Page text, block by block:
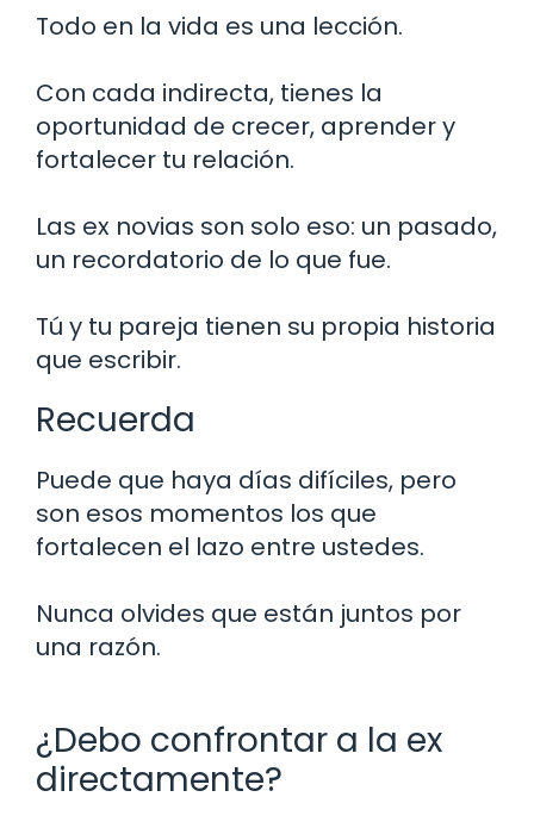
Todo en la vida es una lección.
Con cada indirecta, tienes la
oportunidad de crecer, aprender y
fortalecer tu relación.
Las ex novias son solo eso: un pasado,
un recordatorio de lo que fue.
Tú y tu pareja tienen su propia historia
que escribir.
Recuerda
Puede que haya días difíciles, pero
son esos momentos los que
fortalecen el lazo entre ustedes.
Nunca olvides que están juntos por
una razón.
¿Debo confrontar a la ex
directamente?